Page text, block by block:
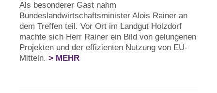
Als besonderer Gast nahm
Bundeslandwirtschaftsminister Alois Rainer an
dem Treffen teil. Vor Ort im Landgut Holzdorf
machte sich Herr Rainer ein Bild von gelungenen
Projekten und der effizienten Nutzung von EU-
Mitteln. > MEHR